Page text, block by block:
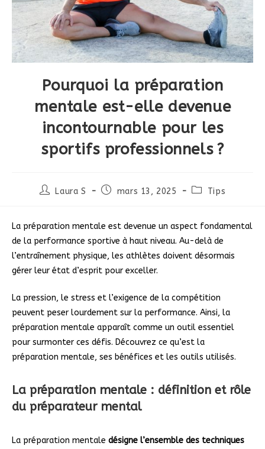
Pourquoi la préparation
mentale est-elle devenue
incontournable pour les
sportifs professionnels ?
Auteur/autrice
publication :
Laura S
Publication
mars 13, 2025
PostTips
La préparation mentale est devenue un aspect fondamental
de la performance sportive à haut niveau. Au-delà de
l’entraînement physique, les athlètes doivent désormais
gérer leur état d’esprit pour exceller.
La pression, le stress et l’exigence de la compétition
peuvent peser lourdement sur la performance. Ainsi, la
préparation mentale apparaît comme un outil essentiel
pour surmonter ces défis. Découvrez ce qu’est la
préparation mentale, ses bénéfices et les outils utilisés.
La préparation mentale : définition et rôle
du préparateur mental
La préparation mentale désigne l’ensemble des techniques